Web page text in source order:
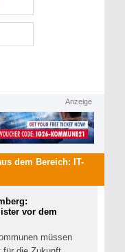
Anzeige
dem Bereich: IT-
vor dem
müssen